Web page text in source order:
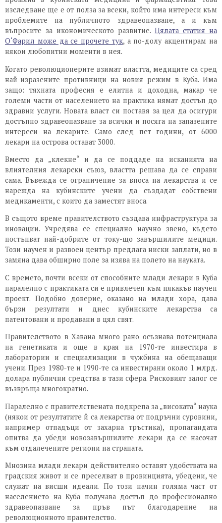
изследване ще е от полза за всеки, който има интереси към
проблемите на публичното здравеопазване, а и към
въпросите за икономическото развитие. Цялата статия на
О‘Фарил може да се прочете тук, а по-долу акцентирам на
някои любопитни моменти в нея.
Когато революционерите взимат властта, медиците са сред
най-изразените противници на новия режим в Куба. Има
защо: тяхната професия е елитна и доходна, макар че
големи части от населението на практика нямат достъп до
здравни услуги. Новата власт си поставя за цел да осигури
достъпно здравеопазване за всички и посяга на запазените
интереси на лекарите. Само след пет години, от 6000
лекари на острова остават 3000.
Вместо да „клекне“ и да се поддаде на исканията на
влиятелния лекарски съюз, властта решава да се справи
сама. Въвежда се ограничение за вноса на лекарства и се
нарежда на кубинските учени да създадат собствени
медикаменти, с които да заместят вноса.
В същото време правителството създава инфраструктура за
иновации. Учредява се специално научно звено, където
постъпват най-добрите от току-що завършилите медици.
Този научен и развоен център предлага ниски заплати, но в
замяна дава обширно поле за изява на полето на науката.
С времето, почти всеки от способните млади лекари в Куба
паралелно с практиката си е привлечен към някакъв научен
проект. Подобно доверие, оказано на млади хора, дава
бързи резултати и днес кубинските лекарства са
патентовани и продавани в цял свят.
Правителството в Хавана много рано осъзнава потенциала
на генетиката и още в края на 1970-те инвестира в
лаборатории и специализации в чужбина на обещаващи
учени. През 1980-те и 1990-те са инвестирани около 1 млрд.
долара публични средства в тази сфера. Рисковият залог се
възвръща многократно.
Паралелно с правителствената подкрепа за „високата“ наука
(някои от резултатите й са лекарства от подръчни суровини,
например отпадъци от захарна тръстика), пропагандата
опитва да убеди новозавършилите лекари да се насочат
към отдалечените региони на страната.
Мнозина млади лекари действително оставят удобствата на
градския живот и се преселват в провинцията, убедени, че
служат на висши идеали. По този начин голяма част от
населението на Куба получава достъп до професионално
здравеопазване за пръв път благодарение на
революционното правителство.